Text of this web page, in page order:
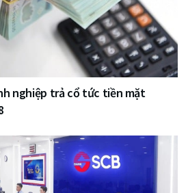
nghiệp trả cổ tức tiền mặt